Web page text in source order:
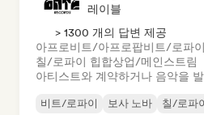
레이블
> 1300 개의 답변 제공
아프로비트/아프로팝비트/로파이
칠/로파이 힙합상업/메인스트림
아티스트와 계약하거나 음악을
비트/로파이 보사 노바 칠/로파